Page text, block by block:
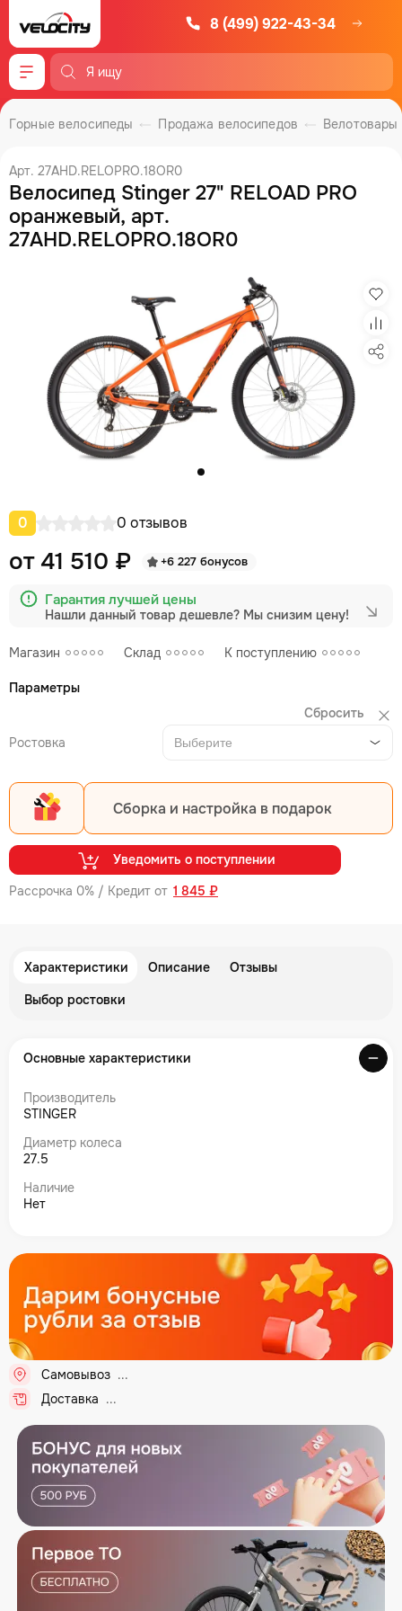
8 (499) 922-43-34
Меню
Велотовары
Продажа велосипедов
Горные велосипеды
Арт. 27AHD.RELOPRO.18OR0
Велосипед Stinger 27" RELOAD PRO
оранжевый, арт.
27AHD.RELOPRO.18OR0
0 0 отзывов
Магазин Склад К поступлению
от 41 510 ₽ +6 227 бонусов
Гарантия лучшей цены
Нашли данный товар дешевле? Мы снизим цену!
Рассрочка 0% / Кредит от 1 845 ₽
Параметры
Сбросить
Ростовка
Выберите
Сборка и настройка в подарок
Уведомить о поступлении
Характеристики Описание
Отзывы
Выбор ростовки
Основные характеристики
Производитель
STINGER
Диаметр колеса
27.5
Наличие
Нет
Самовывоз
Доставка